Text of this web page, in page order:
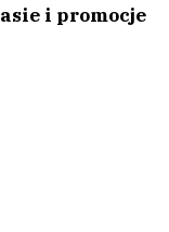
i promocje